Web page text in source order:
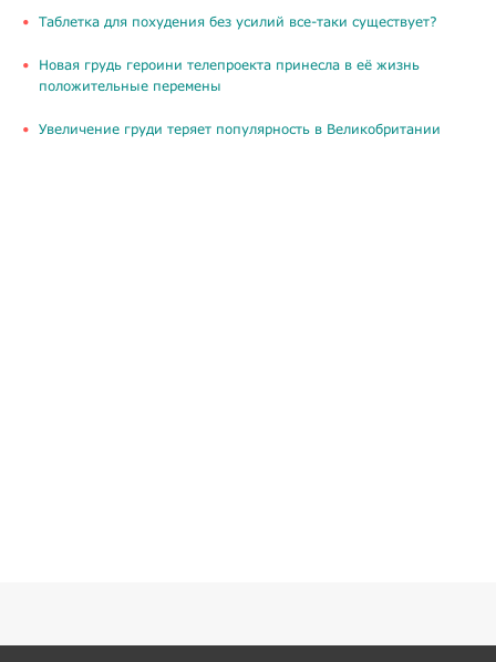
Таблетка для похудения без усилий все-таки существует?
Новая грудь героини телепроекта принесла в её жизнь
положительные перемены
Увеличение груди теряет популярность в Великобритании